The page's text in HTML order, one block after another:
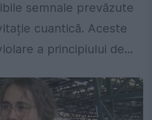
semnale prevăzute
cuantică. Aceste
a principiului de...